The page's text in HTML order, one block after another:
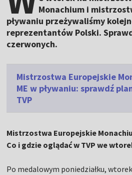
Monachium i
pływaniu przeżywaliśmy
reprezentantów Polski.
czerwonych.
Mistrzostwa Europejskie
ME w pływaniu: sprawdź
TVP
Mistrzostwa Europejskie
Co i gdzie oglądać w TVP we
Po medalowym poniedziałku,